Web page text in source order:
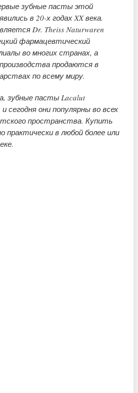
зубные пасты этой
в 20-х годах XX века.
Dr. Theiss Naturwaren
фармацевтический
во многих странах, а
продаются в
по всему миру.
зубные пасты Lacalut
сегодня они популярны во всех
пространства. Купить
в любой более или